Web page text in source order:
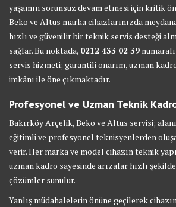
yaşamın sorunsuz devam etmesi için kritik
Beko ve Altus marka cihazlarınızda
hızlı ve güvenilir bir teknik servis desteği
sağlar. Bu noktada, 0212 433 02 39
servis hizmeti; garantili onarım, uzman
imkânı ile öne çıkmaktadır.
Profesyonel ve Uzman Teknik
Bakırköy Arçelik, Beko ve Altus servisi;
eğitimli ve profesyonel teknisyenlerden
verir. Her marka ve model cihazın teknik
uzman kadro sayesinde arızalar hızlı
çözümler sunulur.
Yanlış müdahalelerin önüne geçilerek